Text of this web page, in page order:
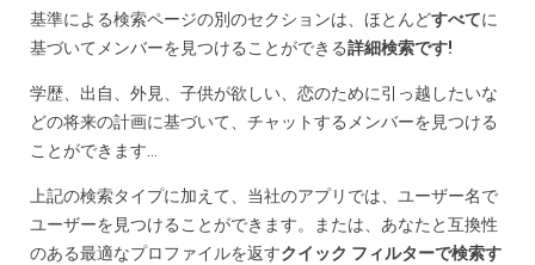
基準による検索ページの別のセクションは、ほとんどすべてに
基づいてメンバーを見つけることができる詳細検索です!
学歴、出自、外見、子供が欲しい、恋のために引っ越したいな
どの将来の計画に基づいて、チャットするメンバーを見つける
ことができます…
上記の検索タイプに加えて、当社のアプリでは、ユーザー名で
ユーザーを見つけることができます。または、 あなたと互換性
のある最適なプロファイルを返すクイック フィルターで検索す